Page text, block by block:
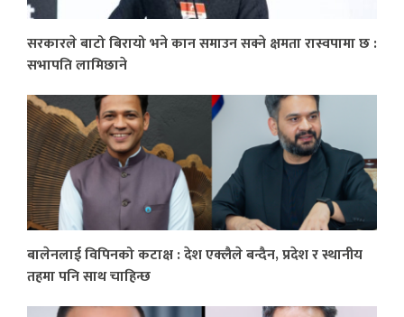
सरकारले बाटो बिरायो भने कान समाउन सक्ने क्षमता रास्वपामा छ :
सभापति लामिछाने
बालेनलाई विपिनको कटाक्ष : देश एक्लैले बन्दैन, प्रदेश र स्थानीय
तहमा पनि साथ चाहिन्छ